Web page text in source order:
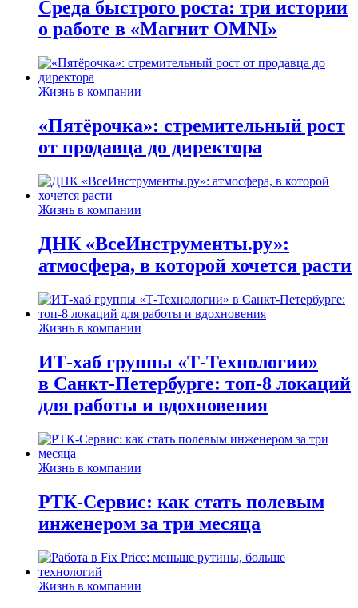
Среда быстрого роста: три истории
о работе в «Магнит OMNI»
Жизнь в компании
«Пятёрочка»: стремительный рост
от продавца до директора
Жизнь в компании
ДНК «ВсеИнструменты.ру»:
атмосфера, в которой хочется расти
Жизнь в компании
ИТ-хаб группы «Т-Технологии»
в Санкт-Петербурге: топ-8 локаций
для работы и вдохновения
Жизнь в компании
РТК-Сервис: как стать полевым
инженером за три месяца
Жизнь в компании